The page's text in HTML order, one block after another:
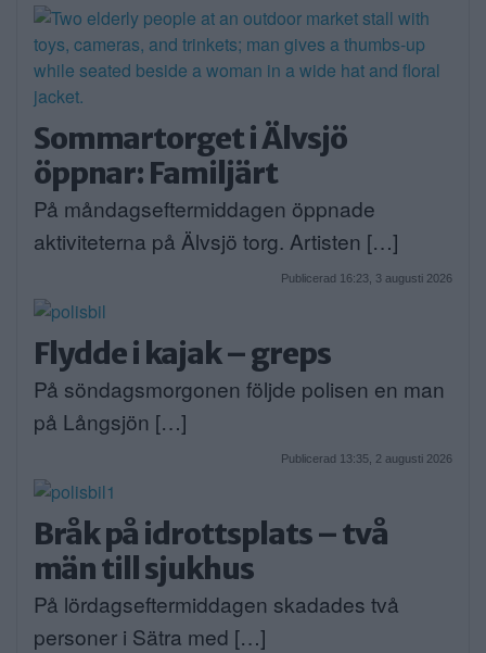
Sommartorget i Älvsjö
öppnar: Familjärt
På måndagseftermiddagen öppnade
aktiviteterna på Älvsjö torg. Artisten […]
Publicerad 16:23, 3 augusti 2026
Flydde i kajak – greps
På söndagsmorgonen följde polisen en man
på Långsjön […]
Publicerad 13:35, 2 augusti 2026
Bråk på idrottsplats – två
män till sjukhus
På lördagseftermiddagen skadades två
personer i Sätra med […]